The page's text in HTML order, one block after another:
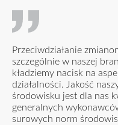
Przeciwdziałanie
szczególnie w naszej
kładziemy nacisk na
działalności. Jakość
środowisku jest dla nas
generalnych
surowych norm